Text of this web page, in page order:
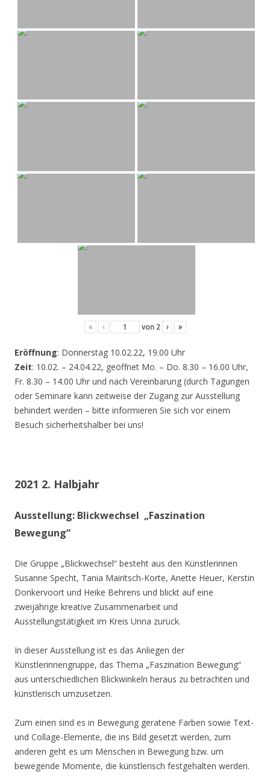
« ‹ von 2 › »
Eröffnung: Donnerstag 10.02.22, 19.00 Uhr
Zeit: 10.02. – 24.04.22, geöffnet Mo. – Do. 8.30 – 16.00 Uhr,
Fr. 8.30 – 14.00 Uhr und nach Vereinbarung (durch Tagungen
oder Seminare kann zeitweise der Zugang zur Ausstellung
behindert werden – bitte informieren Sie sich vor einem
Besuch sicherheitshalber bei uns!
2021 2. Halbjahr
Ausstellung: Blickwechsel „Faszination
Bewegung“
Die Gruppe „Blickwechsel“ besteht aus den Künstlerinnen
Susanne Specht, Tania Mairitsch-Korte, Anette Heuer, Kerstin
Donkervoort und Heike Behrens und blickt auf eine
zweijährige kreative Zusammenarbeit und
Ausstellungstätigkeit im Kreis Unna zurück.
In dieser Ausstellung ist es das Anliegen der
Künstlerinnengruppe, das Thema „Faszination Bewegung“
aus unterschiedlichen Blickwinkeln heraus zu betrachten und
künstlerisch umzusetzen.
Zum einen sind es in Bewegung geratene Farben sowie Text-
und Collage-Elemente, die ins Bild gesetzt werden, zum
anderen geht es um Menschen in Bewegung bzw. um
bewegende Momente, die künstlerisch festgehalten werden.